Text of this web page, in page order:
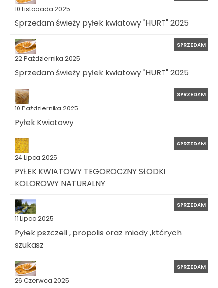
10 Listopada 2025
Sprzedam świeży pyłek kwiatowy "HURT" 2025
22 Października 2025
SPRZEDAM
Sprzedam świeży pyłek kwiatowy "HURT" 2025
10 Października 2025
SPRZEDAM
Pyłek Kwiatowy
24 Lipca 2025
SPRZEDAM
PYŁEK KWIATOWY TEGOROCZNY SŁODKI
KOLOROWY NATURALNY
11 Lipca 2025
SPRZEDAM
Pyłek pszczeli , propolis oraz miody ,których
szukasz
26 Czerwca 2025
SPRZEDAM